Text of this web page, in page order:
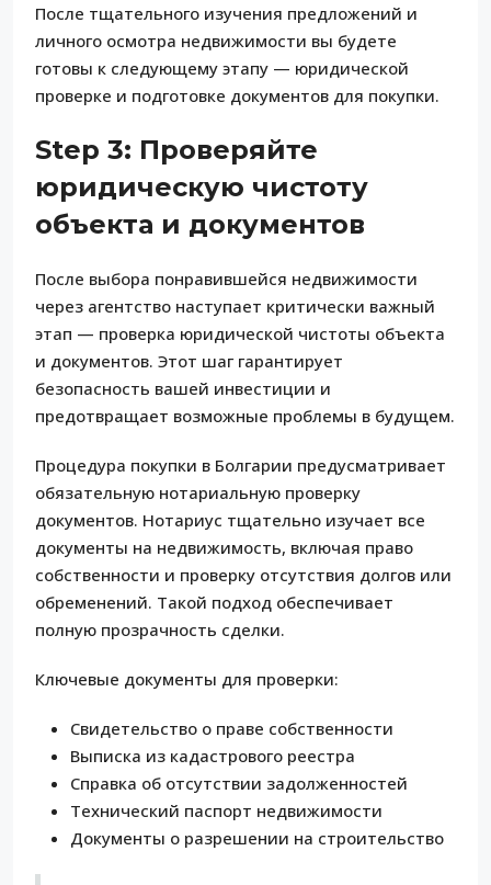
После тщательного изучения предложений и
личного осмотра недвижимости вы будете
готовы к следующему этапу — юридической
проверке и подготовке документов для покупки.
Step 3: Проверяйте
юридическую чистоту
объекта и документов
После выбора понравившейся недвижимости
через агентство наступает критически важный
этап — проверка юридической чистоты объекта
и документов. Этот шаг гарантирует
безопасность вашей инвестиции и
предотвращает возможные проблемы в будущем.
Процедура покупки в Болгарии предусматривает
обязательную нотариальную проверку
документов. Нотариус тщательно изучает все
документы на недвижимость, включая право
собственности и проверку отсутствия долгов или
обременений. Такой подход обеспечивает
полную прозрачность сделки.
Ключевые документы для проверки:
Свидетельство о праве собственности
Выписка из кадастрового реестра
Справка об отсутствии задолженностей
Технический паспорт недвижимости
Документы о разрешении на строительство